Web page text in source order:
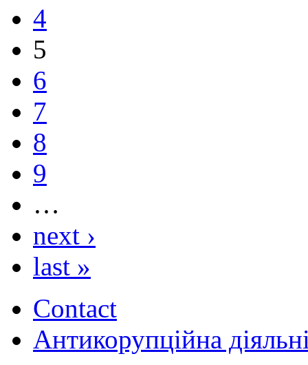
4
5
6
7
8
9
…
next ›
last »
Contact
Антикорупційна